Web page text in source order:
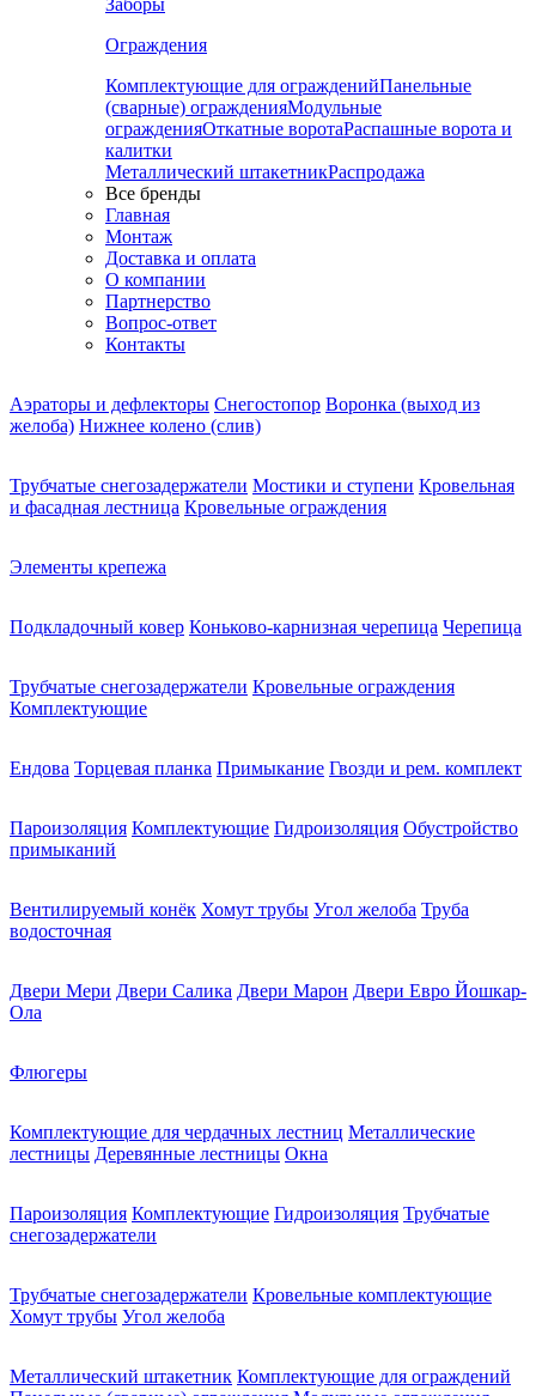
Заборы
Ограждения
Комплектующие для огражденийПанельные
(сварные) огражденияМодульные
огражденияОткатные воротаРаспашные ворота и
калитки
Металлический штакетникРаспродажа
Все бренды
Главная
Монтаж
Доставка и оплата
О компании
Партнерство
Вопрос-ответ
Контакты
Аэраторы и дефлекторы Снегостопор Воронка (выход из
желоба) Нижнее колено (слив)
Трубчатые снегозадержатели Мостики и ступени Кровельная
и фасадная лестница Кровельные ограждения
Элементы крепежа
Подкладочный ковер Коньково-карнизная черепица Черепица
Трубчатые снегозадержатели Кровельные ограждения
Комплектующие
Ендова Торцевая планка Примыкание Гвозди и рем. комплект
Пароизоляция Комплектующие Гидроизоляция Обустройство
примыканий
Вентилируемый конёк Хомут трубы Угол желоба Труба
водосточная
Двери Мери Двери Салика Двери Марон Двери Евро Йошкар-
Ола
Флюгеры
Комплектующие для чердачных лестниц Металлические
лестницы Деревянные лестницы Окна
Пароизоляция Комплектующие Гидроизоляция Трубчатые
снегозадержатели
Трубчатые снегозадержатели Кровельные комплектующие
Хомут трубы Угол желоба
Металлический штакетник Комплектующие для ограждений